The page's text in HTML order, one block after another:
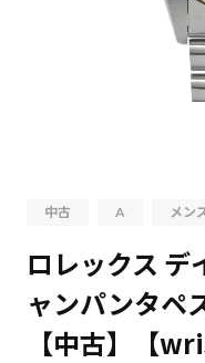
中古 A メン
ロレックス デ
ャンパンタペ
【中古】【